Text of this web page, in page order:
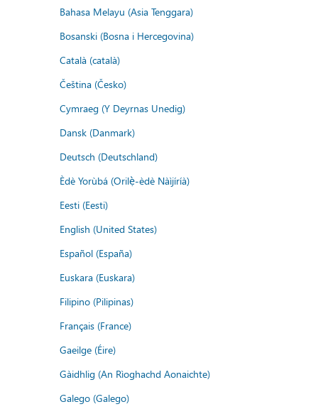
Bahasa Melayu (Asia Tenggara)
Bosanski (Bosna i Hercegovina)
Català (català)
Čeština (Česko)
Cymraeg (Y Deyrnas Unedig)
Dansk (Danmark)
Deutsch (Deutschland)
Èdè Yorùbá (Orilẹ̀-èdè Nàìjíríà)
Eesti (Eesti)
English (United States)
Español (España)
Euskara (Euskara)
Filipino (Pilipinas)
Français (France)
Gaeilge (Éire)
Gàidhlig (An Rìoghachd Aonaichte)
Galego (Galego)